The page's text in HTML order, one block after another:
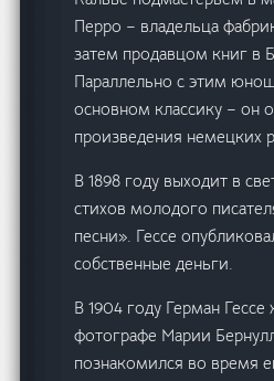
Перро – владельца
затем продавцом книг в
Параллельно с этим
основном классику – он
произведения немецких
В 1898 году выходит в
стихов молодого
песни». Гессе
собственные деньги.
В 1904 году Герман Гессе
фотографе Марии
познакомился во время